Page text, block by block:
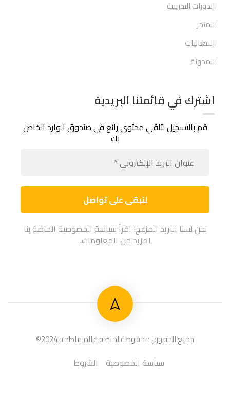
الدورات التدريبية
المتجر
الفعاليات
المدونة
اشترك في قائمتنا البريدية
قم بالتسجيل لتلقي محتوى رائع في صندوق الوارد الخاص
بك
نحن لسنا البريد المزعج! اقرأ سياسة الخصوصية الخاصة بنا
لمزيد من المعلومات.
جميع الحقوق محفوظة لمنصة عالم فاطمة 2024©
سياسة الخصوصية الشروط